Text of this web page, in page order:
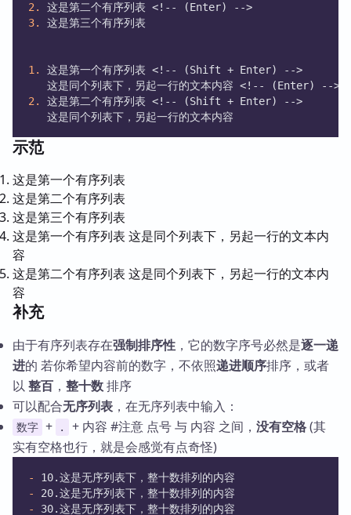
2.
这是第二个有序列表 <!-- (Enter) -->
3.
这是第三个有序列表
1.
这是第一个有序列表 <!-- (Shift + Enter) -->
   这是同个列表下，另起一行的文本内容 <!-- (Enter) -->
2.
这是第二个有序列表 <!-- (Shift + Enter) -->
   这是同个列表下，另起一行的文本内容
示范
这是第一个有序列表
这是第二个有序列表
这是第三个有序列表
这是第一个有序列表 这是同个列表下，另起一行的文本内
容
这是第二个有序列表 这是同个列表下，另起一行的文本内
容
补充
由于有序列表存在强制排序性 ，它的数字序号必然是逐一递
进的 若你希望内容前的数字，不依照递进顺序排序，或者
以 整百 ， 整十数排序
可以配合无序列表 ，在无序列表中输入：
数字 + . + 内容 #注意 点号 与 内容 之间，没有空格(其
实有空格也行，就是会感觉有点奇怪)
-
10.这是无序列表下，整十数排列的内容
-
20.这是无序列表下，整十数排列的内容
-
30.这是无序列表下，整十数排列的内容